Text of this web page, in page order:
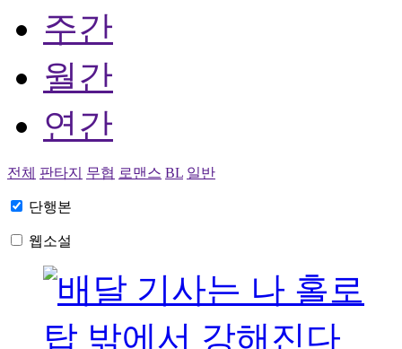
주간
월간
연간
전체 판타지 무협 로맨스 BL 일반
단행본
웹소설